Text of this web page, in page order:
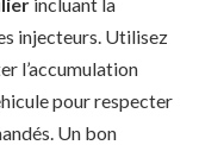
incluant la
injecteurs. Utilisez
l’accumulation
pour respecter
Un bon